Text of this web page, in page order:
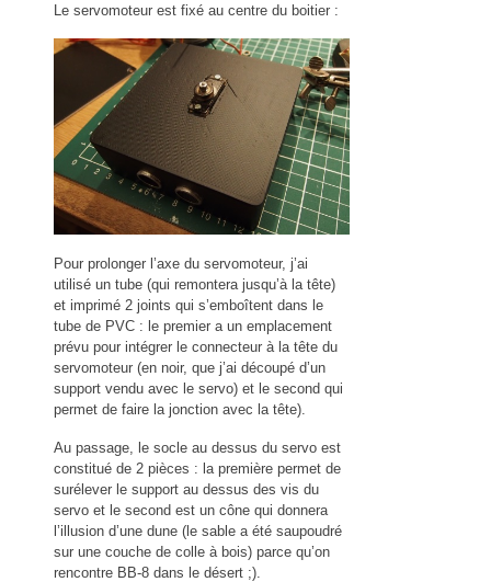
Le servomoteur est fixé au centre du boitier :
Pour prolonger l’axe du servomoteur, j’ai
utilisé un tube (qui remontera jusqu’à la tête)
et imprimé 2 joints qui s’emboîtent dans le
tube de PVC : le premier a un emplacement
prévu pour intégrer le connecteur à la tête du
servomoteur (en noir, que j’ai découpé d’un
support vendu avec le servo) et le second qui
permet de faire la jonction avec la tête).
Au passage, le socle au dessus du servo est
constitué de 2 pièces : la première permet de
surélever le support au dessus des vis du
servo et le second est un cône qui donnera
l’illusion d’une dune (le sable a été saupoudré
sur une couche de colle à bois) parce qu’on
rencontre BB-8 dans le désert ;).